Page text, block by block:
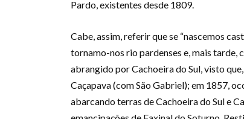
Pardo, existentes desde 1809.
Cabe, assim, referir que se “nascemos
tornamo-nos rio pardenses e, mais tarde,
abrangido por Cachoeira do Sul, visto
Caçapava (com São Gabriel); em 1857,
abarcando terras de Cachoeira do Sul e